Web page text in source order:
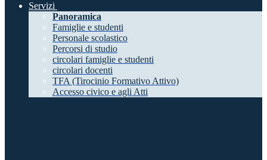
Servizi
Panoramica
Famiglie e studenti
Personale scolastico
Percorsi di studio
circolari famiglie e studenti
circolari docenti
TFA (Tirocinio Formativo Attivo)
Accesso civico e agli Atti